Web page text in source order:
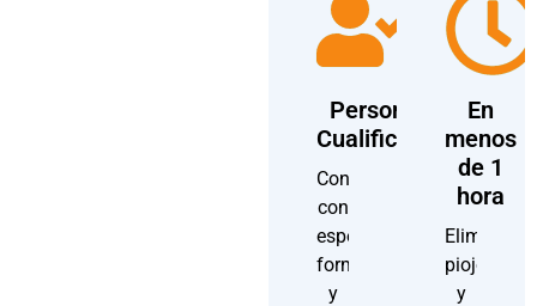
Personal
Cualificado
Contamos
con
especialistas
formados
y
En
menos
de 1
hora
piojos
y